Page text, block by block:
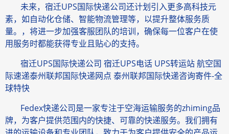
未来，宿迁UPS国际快递公司还计划引入更多高科技元
素，如自动化仓储、智能物流管理等，以提升整体服务质
量。，将进一步加强客服团队的培训，确保每一位客户在使
用服务时都能获得专业且贴心的支持。
宿迁UPS国际快递公司 宿迁UPS电话 UPS转运站 航空国
际速递泰州联邦国际快递网点 泰州联邦国际快递咨询寄件-全
球特快
Fedex快递公司是一家专注于空海运输服务的zhiming品
牌，为客户提供范围内的快捷、可靠的快递服务。我们拥有